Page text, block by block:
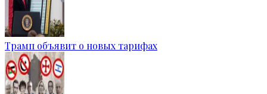
Трамп объявит о новых тарифах